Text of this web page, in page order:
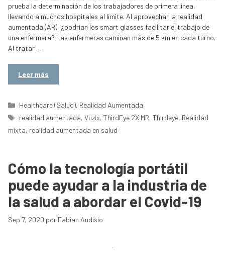
prueba la determinación de los trabajadores de primera línea,
llevando a muchos hospitales al límite. Al aprovechar la realidad
aumentada (AR), ¿podrían los smart glasses facilitar el trabajo de
una enfermera? Las enfermeras caminan más de 5 km en cada turno.
Al tratar …
Leer más
Categorías
Healthcare (Salud), Realidad Aumentada
Etiquetas
realidad aumentada,Vuzix,ThirdEye 2X MR,Thirdeye, Realidad
mixta, realidad aumentada en salud
Cómo la tecnología portátil
puede ayudar a la industria de
la salud a abordar el Covid-19
Sep 7, 2020 por Fabian Audisio